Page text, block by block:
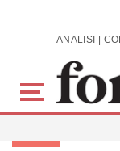
Skip to main